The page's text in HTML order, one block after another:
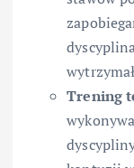
Trening